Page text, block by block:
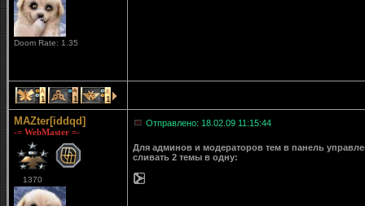
Doom Rate: 1.35
1 1 1
MAZter[iddqd]
-= WebMaster =-
1370
Отправлено: 18.02.09 11:15:44
Для админов и модераторов тем в панель
сливать 2 темы в одну: